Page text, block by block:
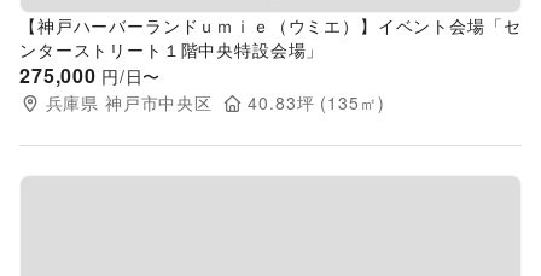
【神戸ハーバーランドｕｍｉｅ（ウミエ）】イベント会場「セ
ンターストリート１階中央特設会場」
275,000 円/日〜
兵庫県 神戸市中央区 40.83坪 (135 ㎡)